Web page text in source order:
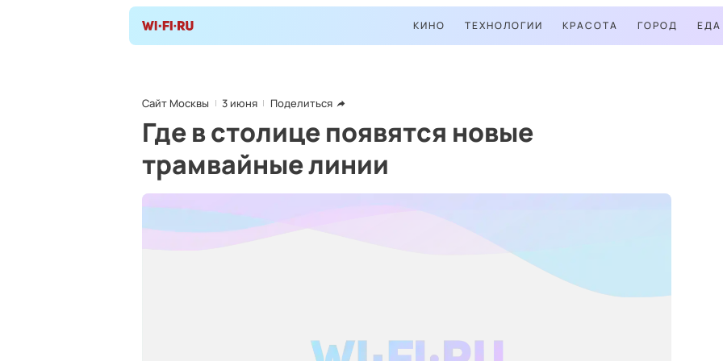
КИНО ТЕХНОЛОГИИ КРАСОТА ГОРОД ЕДА
Сайт Москвы 3 июня Поделиться
Где в столице появятся новые
трамвайные линии